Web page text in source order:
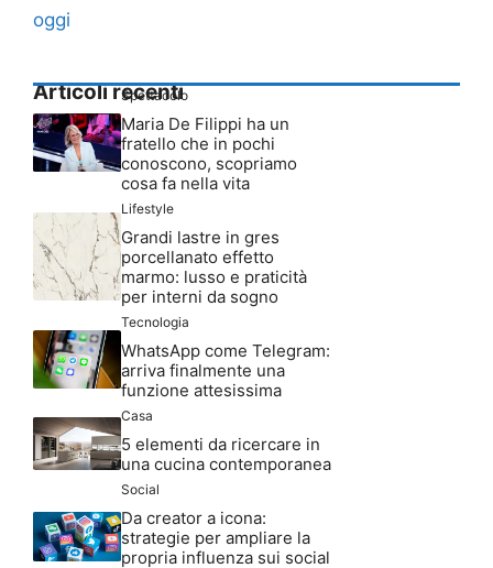
oggi
Articoli recenti
Spettacolo
Maria De Filippi ha un
fratello che in pochi
conoscono, scopriamo
cosa fa nella vita
Lifestyle
Grandi lastre in gres
porcellanato effetto
marmo: lusso e praticità
per interni da sogno
Tecnologia
WhatsApp come Telegram:
arriva finalmente una
funzione attesissima
Casa
5 elementi da ricercare in
una cucina contemporanea
Social
Da creator a icona:
strategie per ampliare la
propria influenza sui social